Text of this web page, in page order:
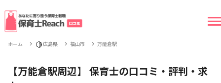
ホーム 🍋広島県 福山市 万能倉駅
【万能倉駅周辺】 保育士の口コミ・評判・求